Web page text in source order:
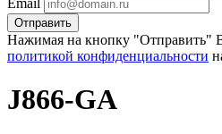
Email
Отправить
Нажимая на кнопку "Отправить"
политикой конфиденциальности
J866-GA